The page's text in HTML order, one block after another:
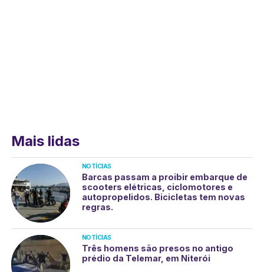
Mais lidas
NOTÍCIAS
Barcas passam a proibir embarque de
scooters elétricas, ciclomotores e
autopropelidos. Bicicletas tem novas
regras.
NOTÍCIAS
Três homens são presos no antigo
prédio da Telemar, em Niterói